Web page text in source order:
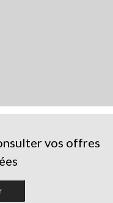
vos offres